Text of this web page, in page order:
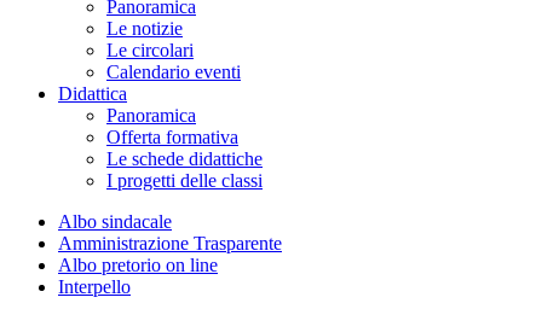
Panoramica
Le notizie
Le circolari
Calendario eventi
Didattica
Panoramica
Offerta formativa
Le schede didattiche
I progetti delle classi
Albo sindacale
Amministrazione Trasparente
Albo pretorio on line
Interpello